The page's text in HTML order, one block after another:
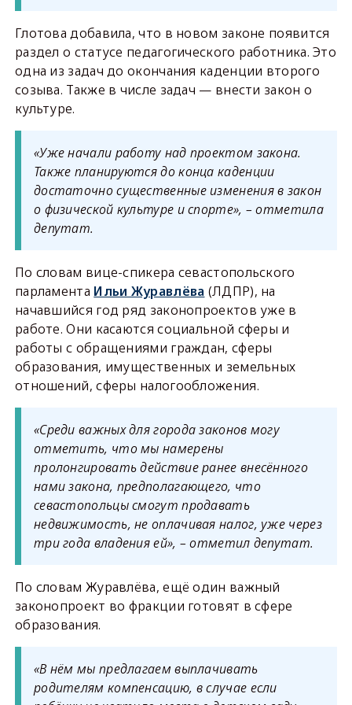
Глотова добавила, что в новом законе появится
раздел о статусе педагогического работника. Это
одна из задач до окончания каденции второго
созыва. Также в числе задач — внести закон о
культуре.
«Уже начали работу над проектом закона.
Также планируются до конца каденции
достаточно существенные изменения в закон
о физической культуре и спорте», – отметила
депутат.
По словам вице-спикера севастопольского
парламента Ильи Журавлёва (ЛДПР), на
начавшийся год ряд законопроектов уже в
работе. Они касаются социальной сферы и
работы с обращениями граждан, сферы
образования, имущественных и земельных
отношений, сферы налогообложения.
«Среди важных для города законов могу
отметить, что мы намерены
пролонгировать действие ранее внесённого
нами закона, предполагающего, что
севастопольцы смогут продавать
недвижимость, не оплачивая налог, уже через
три года владения ей», – отметил депутат.
По словам Журавлёва, ещё один важный
законопроект во фракции готовят в сфере
образования.
«В нём мы предлагаем выплачивать
родителям компенсацию, в случае если